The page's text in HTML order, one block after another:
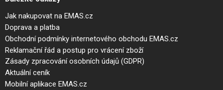
Jak nakupovat na EMAS.cz
Doprava a platba
Obchodní podmínky internetového obchodu EMAS.cz
Reklamační řád a postup pro vrácení zboží
Zásady zpracování osobních údajů (GDPR)
Aktuální ceník
Mobilní aplikace EMAS.cz